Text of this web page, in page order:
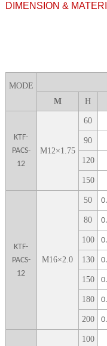
DIMENSION &
Unit
MODE
M H
KTF-
PACS-
12
M12×1.75
60
90
120
150
KTF-
PACS-
12
M16×2.0
50
80
100
130
150
180
200
100